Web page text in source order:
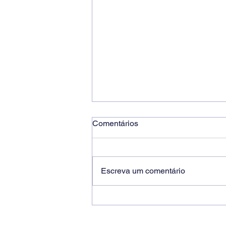
Comentários
Escreva um comentário